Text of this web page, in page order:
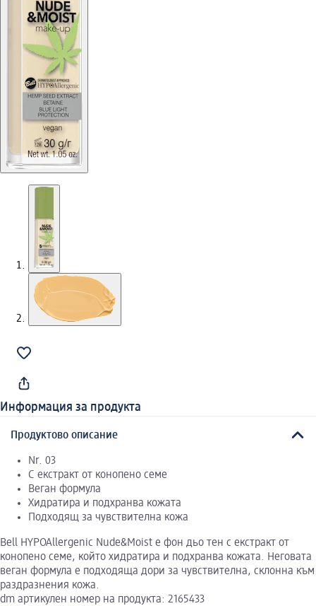
Информация за продукта
Продуктово описание
Nr. 03
С екстракт от конопено семе
Веган формула
Хидратира и подхранва кожата
Подходящ за чувствителна кожа
Bell HYPOAllergenic Nude&Moist е фон дьо тен с екстракт от
конопено семе, който хидратира и подхранва кожата. Неговата
веган формула е подходяща дори за чувствителна, склонна към
раздразнения кожа.
dm артикулен номер на продукта: 2165433